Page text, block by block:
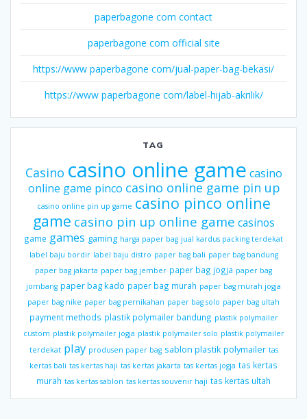
paperbagone com contact
paperbagone com official site
https://www paperbagone com/jual-paper-bag-bekasi/
https://www paperbagone com/label-hijab-akrilik/
TAG
Casino casino online game casino
online game pinco casino online game pin up
casino online pin up game casino pinco online
game casino pin up online game casinos
game games gaming harga paper bag jual kardus packing terdekat
label baju bordir label baju distro paper bag bali paper bag bandung
paper bag jakarta paper bag jember paper bag jogja paper bag
jombang paper bag kado paper bag murah paper bag murah jogja
paper bag nike paper bag pernikahan paper bag solo paper bag ultah
payment methods plastik polymailer bandung plastik polymailer
custom plastik polymailer jogja plastik polymailer solo plastik polymailer
terdekat play produsen paper bag sablon plastik polymailer tas
kertas bali tas kertas haji tas kertas jakarta tas kertas jogja tas kertas
murah tas kertas sablon tas kertas souvenir haji tas kertas ultah